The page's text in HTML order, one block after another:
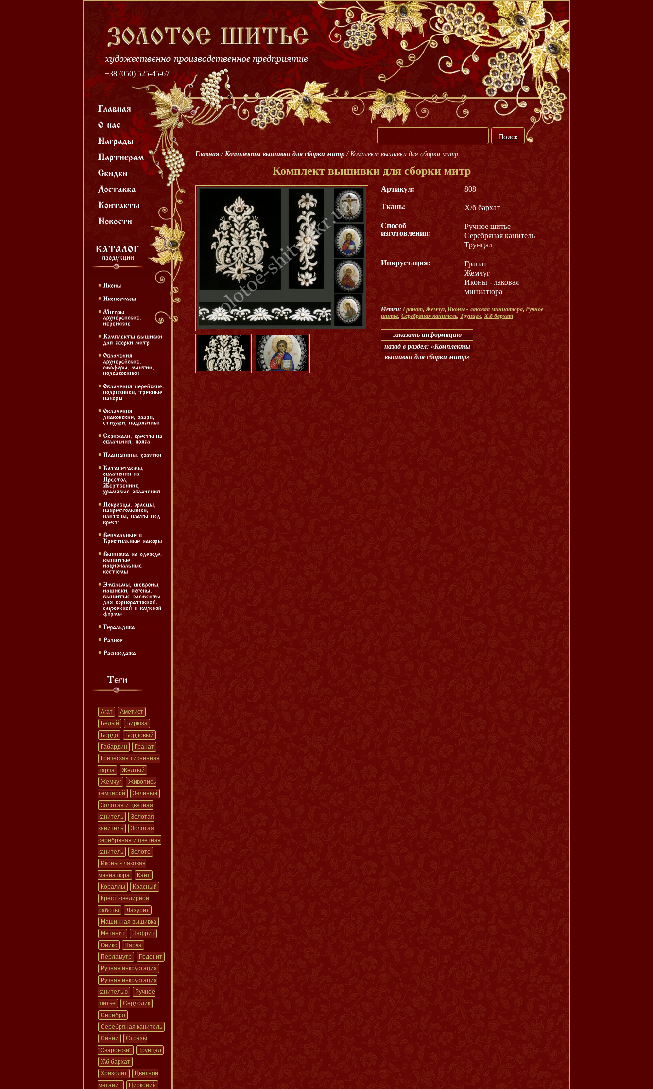
+38 (050) 525-45-67
Агат
Аметист
Белый
Бирюза
Бордо
Бордовый
Габардин
Гранат
Греческая тисненная
парча
Желтый
Жемчуг
Живопись
темперой
Зеленый
Золотая и цветная
канитель
Золотая
канитель
Золотая
серебряная и цветная
канитель
Золото
Иконы - лаковая
миниатюра
Кант
Кораллы
Красный
Крест ювелирной
работы
Лазурит
Машинная вышивка
Метанит
Нефрит
Оникс
Парча
Перламутр
Родонит
Ручная инкрустация
Ручная инкрустация
канителью
Ручное
шитье
Сердолик
Серебро
Серебряная канитель
Синий
Стразы
"Сваровски"
Трунцал
Х\б бархат
Хризолит
Цветной
метанит
Цирконий
Главная / Комплекты вышивки для сборки митр / Комплект вышивки для сборки митр
Комплект вышивки для сборки митр
Артикул: 808
Ткань: Х/б бархат
Способ
изготовления:
Ручное шитье
Серебряная канитель
Трунцал
Инкрустация:
Гранат
Жемчуг
Иконы - лаковая
миниатюра
Метки: Гранат,Жемчуг, Иконы - лаковая миниатюра, Ручное
шитье, Серебряная канитель, Трунцал,Х\б бархат
заказать информацию
назад в раздел: «Комплекты
вышивки для сборки митр»